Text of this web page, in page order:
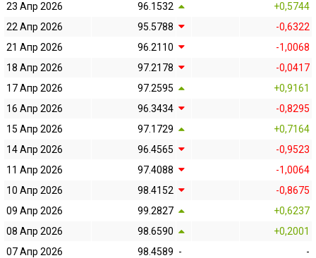
23 Апр 2026
96.1532
+0,5744
22 Апр 2026
95.5788
-0,6322
21 Апр 2026
96.2110
-1,0068
18 Апр 2026
97.2178
-0,0417
17 Апр 2026
97.2595
+0,9161
16 Апр 2026
96.3434
-0,8295
15 Апр 2026
97.1729
+0,7164
14 Апр 2026
96.4565
-0,9523
11 Апр 2026
97.4088
-1,0064
10 Апр 2026
98.4152
-0,8675
09 Апр 2026
99.2827
+0,6237
08 Апр 2026
98.6590
+0,2001
07 Апр 2026
98.4589 - -